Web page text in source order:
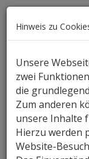
Krake
Hinweis zu
Unsere
zwei
die
Zum anderen
unsere Inhalte
Hierzu werden
Website-